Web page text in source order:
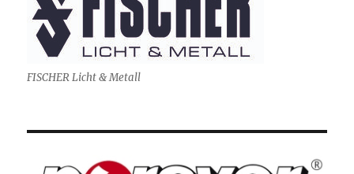
FISCHER Licht & Metall